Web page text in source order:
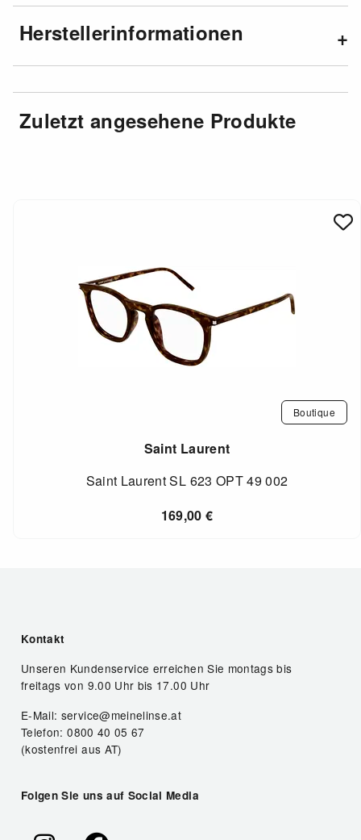
Herstellerinformationen
Zuletzt angesehene Produkte
Boutique
Saint Laurent
Saint Laurent SL 623 OPT 49 002
169,00€
Kontakt
Unseren Kundenservice erreichen Sie montags bis
freitags von 9.00 Uhr bis 17.00 Uhr
E-Mail: service@meinelinse.at
Telefon: 0800 40 05 67
(kostenfrei aus AT)
Folgen Sie uns auf Social Media